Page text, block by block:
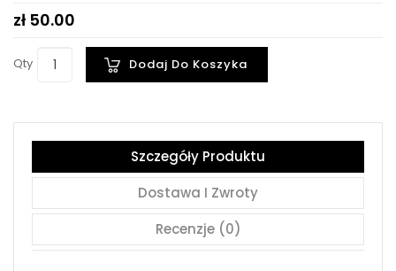
zł 50.00
Qty Dodaj Do Koszyka
Szczegóły Produktu
Dostawa I Zwroty
Recenzje (0)